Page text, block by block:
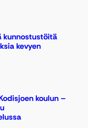
kunnostustöitä
kevyen
koulun –